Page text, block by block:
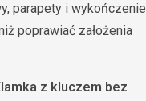
parapety i wykończenie
poprawiać założenia
z kluczem bez